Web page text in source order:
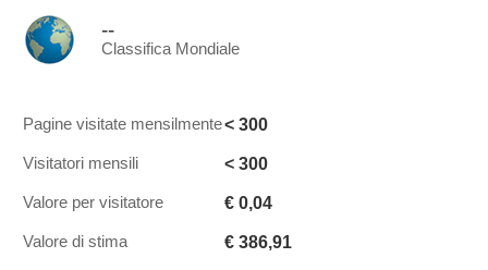
--
Classifica Mondiale
Pagine visitate mensilmente< 300
Visitatori mensili < 300
Valore per visitatore € 0,04
Valore di stima € 386,91